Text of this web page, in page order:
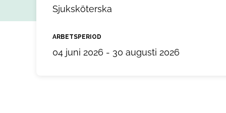
Sjuksköterska
ARBETSPERIOD
04 juni 2026 - 30 augusti 2026